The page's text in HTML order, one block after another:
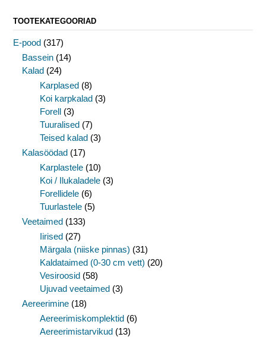
TOOTEKATEGOORIAD
E-pood (317)
Bassein (14)
Kalad (24)
Karplased (8)
Koi karpkalad (3)
Forell (3)
Tuuralised (7)
Teised kalad (3)
Kalasöödad (17)
Karplastele (10)
Koi / Ilukaladele (3)
Forellidele (6)
Tuurlastele (5)
Veetaimed (133)
Iirised (27)
Märgala (niiske pinnas) (31)
Kaldataimed (0-30 cm vett) (20)
Vesiroosid (58)
Ujuvad veetaimed (3)
Aereerimine (18)
Aereerimiskomplektid (6)
Aereerimistarvikud (13)